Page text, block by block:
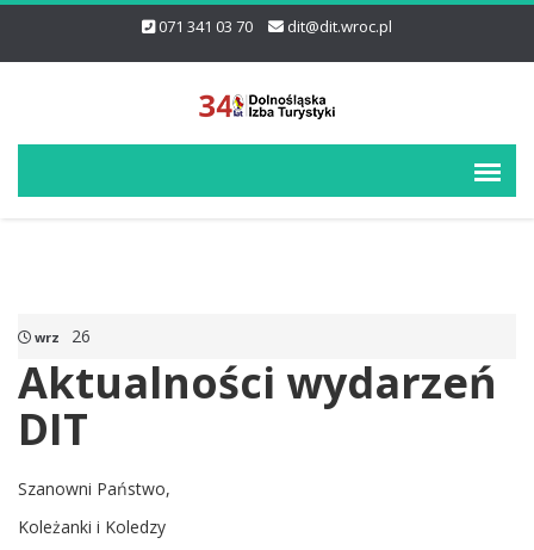
071 341 03 70 dit@dit.wroc.pl
wrz 26
Aktualności wydarzeń
DIT
Szanowni Państwo,
Koleżanki i Koledzy